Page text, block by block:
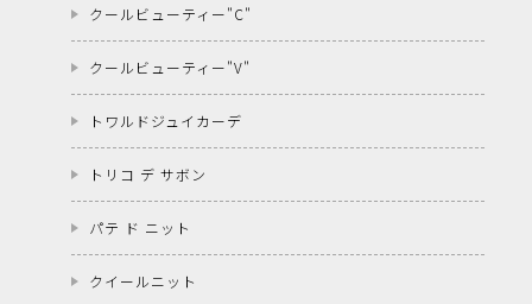
クールビューティー"C"
クールビューティー"V"
トワルドジュイカーデ
トリコ デ サボン
パテ ド ニット
クイールニット